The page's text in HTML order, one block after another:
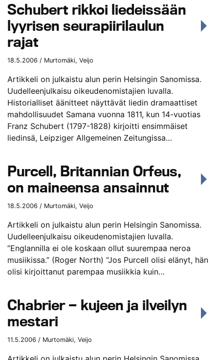
Schubert rikkoi liedeissään
lyyrisen seurapiirilaulun
rajat
18.5.2006 / Murtomäki, Veijo
Artikkeli on julkaistu alun perin Helsingin Sanomissa.
Uudelleenjulkaisu oikeudenomistajien luvalla.
Historialliset äänitteet näyttävät liedin dramaattiset
mahdollisuudet Samana vuonna 1811, kun 14-vuotias
Franz Schubert (1797-1828) kirjoitti ensimmäiset
liedinsä, Leipziger Allgemeinen Zeitungissa…
Purcell, Britannian Orfeus,
on maineensa ansainnut
18.5.2006 / Murtomäki, Veijo
Artikkeli on julkaistu alun perin Helsingin Sanomissa.
Uudelleenjulkaisu oikeudenomistajien luvalla.
”Englannilla ei ole koskaan ollut suurempaa neroa
musiikissa.” (Roger North) ”Jos Purcell olisi elänyt, hän
olisi kirjoittanut parempaa musiikkia kuin…
Chabrier — kujeen ja ilveilyn
mestari
11.5.2006 / Murtomäki, Veijo